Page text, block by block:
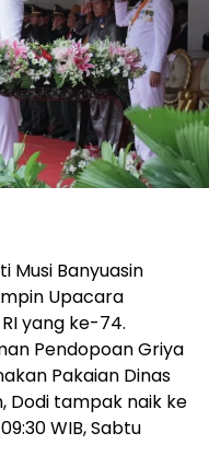
Musi Banyuasin
Upacara
yang ke-74.
Pendopoan Griya
Pakaian Dinas
Dodi tampak naik ke
WIB, Sabtu